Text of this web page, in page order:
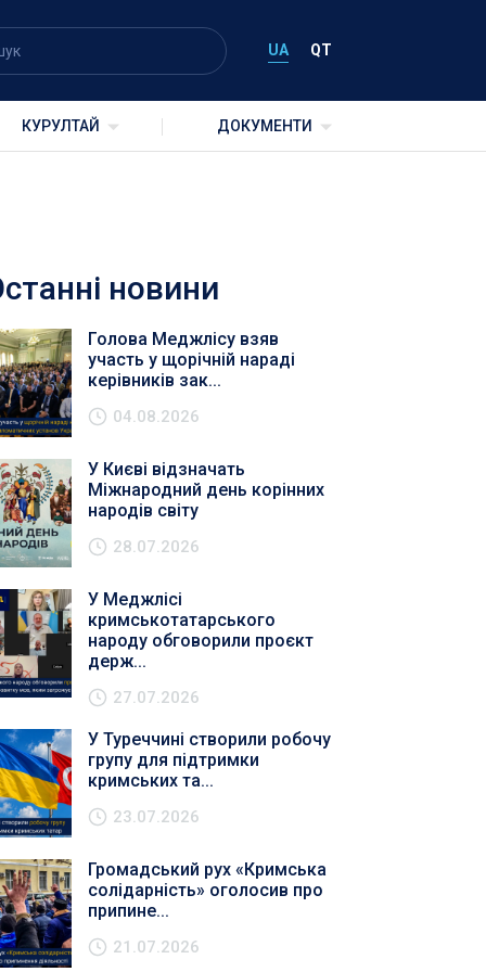
UA QT
КУРУЛТАЙ ДОКУМЕНТИ
новини
Голова Меджлісу взяв
участь у щорічній нараді
керівників зак...
04.08.2026
У Києві відзначать
Міжнародний день корінних
народів світу
28.07.2026
У Меджлісі
кримськотатарського
народу обговорили проєкт
держ...
27.07.2026
У Туреччині створили робочу
групу для підтримки
кримських та...
23.07.2026
Громадський рух «Кримська
солідарність» оголосив про
припине...
21.07.2026